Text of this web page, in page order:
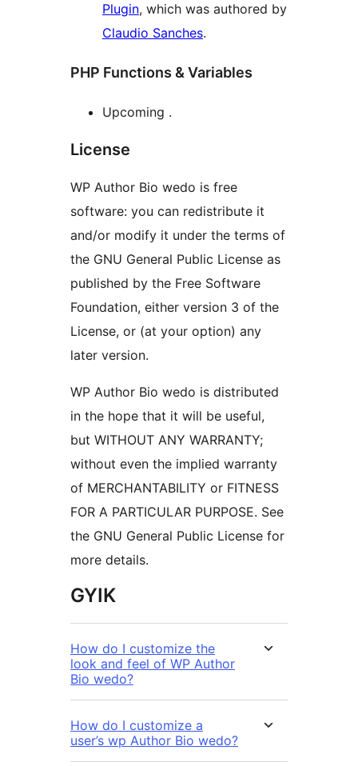
Plugin, which was authored by
Claudio Sanches.
PHP Functions & Variables
Upcoming .
License
WP Author Bio wedo is free
software: you can redistribute it
and/or modify it under the terms of
the GNU General Public License as
published by the Free Software
Foundation, either version 3 of the
License, or (at your option) any
later version.
WP Author Bio wedo is distributed
in the hope that it will be useful,
but WITHOUT ANY WARRANTY;
without even the implied warranty
of MERCHANTABILITY or FITNESS
FOR A PARTICULAR PURPOSE. See
the GNU General Public License for
more details.
GYIK
How do I customize the
look and feel of WP Author
Bio wedo?
How do I customize a
user’s wp Author Bio wedo?